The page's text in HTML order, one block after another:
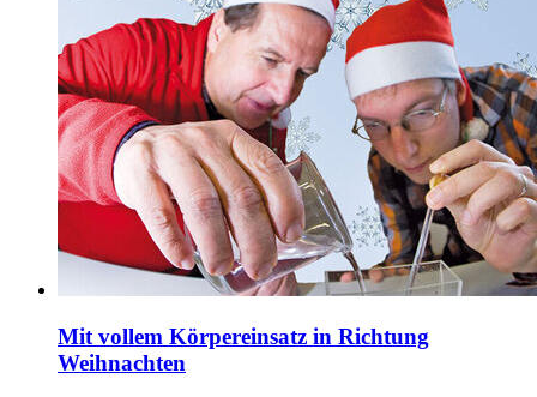
Mit vollem Körpereinsatz in Richtung
Weihnachten